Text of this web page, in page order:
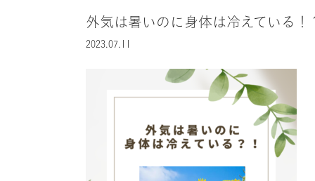
外気は暑いのに身体は冷えている！
2023.07.11